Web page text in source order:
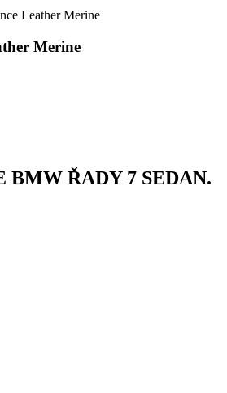
Merine
BMW ŘADY 7 SEDAN.